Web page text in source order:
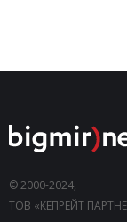
© 2000-2024,
ТОВ «КЕПРЕЙТ